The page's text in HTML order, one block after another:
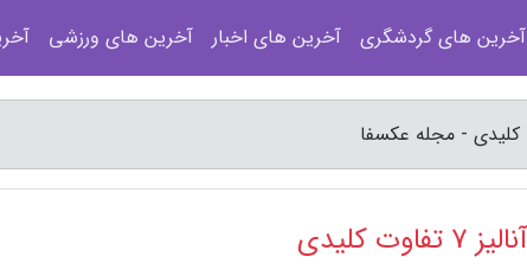
آخرین های گردشگری آخرین های اخبار آخرین های ورزشی